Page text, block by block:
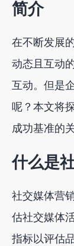
情感分析
简介
在不断发展
动态且互动
互动。但是
呢？本文将
成功基准的
什么是
社交媒体营
估社交媒体
指标以评估